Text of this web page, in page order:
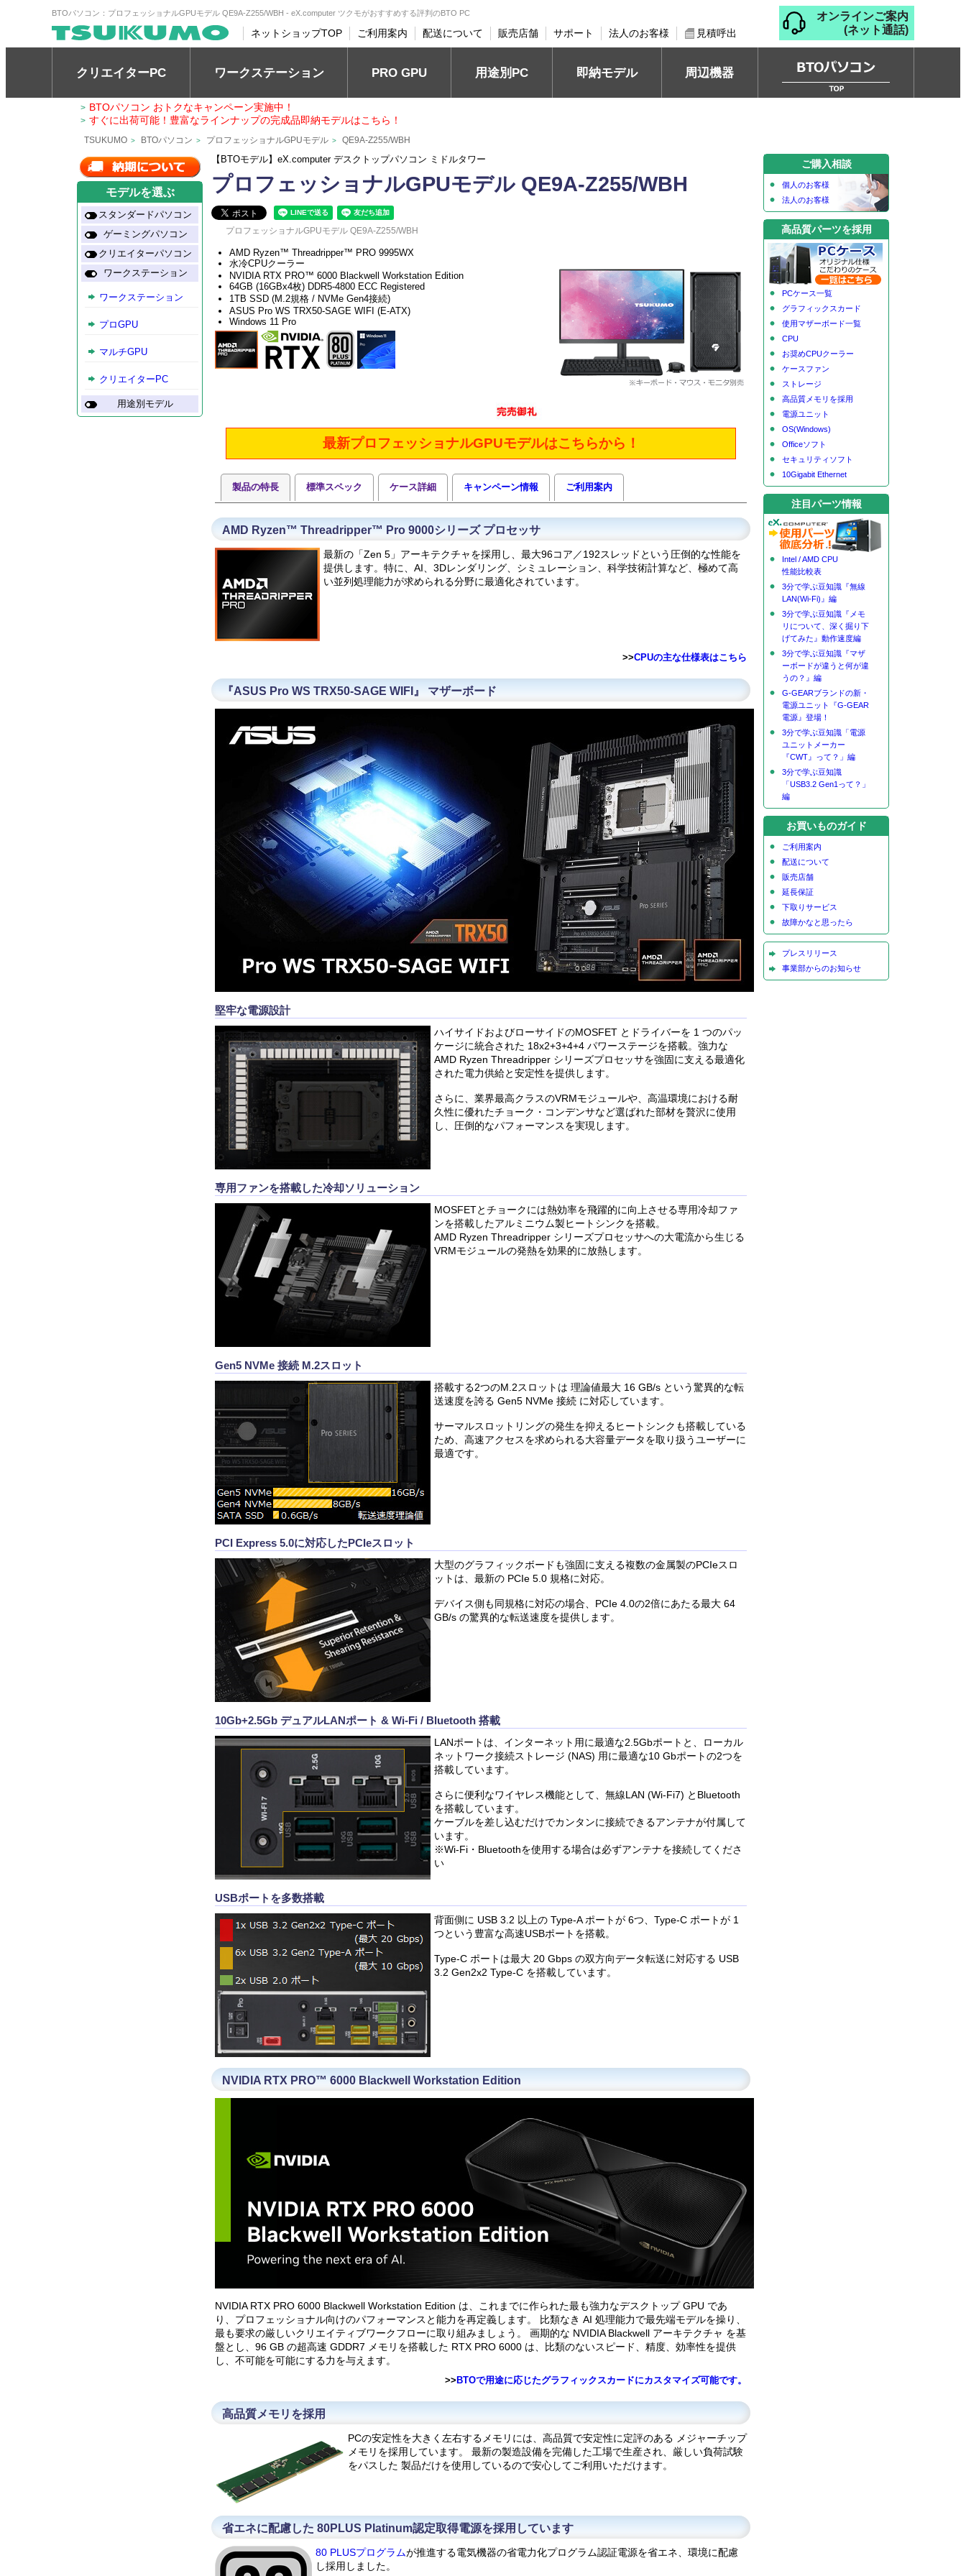
BTOパソコン：プロフェッショナルGPUモデル QE9A-Z255/WBH - eX.computer ツクモがおすすめする評判のBTO PC
ネットショップTOP ご利用案内 配送について 販売店舗 サポート 法人のお客様 見積呼出
オンラインご案内
(ネット通話)
クリエイターPC ワークステーション PRO GPU 用途別PC 即納モデル 周辺機器
> BTOパソコン おトクなキャンペーン実施中！
> すぐに出荷可能！豊富なラインナップの完成品即納モデルはこちら！
TSUKUMO > BTOパソコン > プロフェッショナルGPUモデル > QE9A-Z255/WBH
【BTOモデル】eX.computer デスクトップパソコン ミドルタワー
プロフェッショナルGPUモデル QE9A-Z255/WBH
プロフェッショナルGPUモデル QE9A-Z255/WBH
AMD Ryzen™ Threadripper™ PRO 9995WX
水冷CPUクーラー
NVIDIA RTX PRO™ 6000 Blackwell Workstation Edition
64GB (16GBx4枚) DDR5-4800 ECC Registered
1TB SSD (M.2規格 / NVMe Gen4接続)
ASUS Pro WS TRX50-SAGE WIFI (E-ATX)
Windows 11 Pro
最新プロフェッショナルGPUモデルはこちらから！
製品の特長 標準スペック ケース詳細 キャンペーン情報 ご利用案内
AMD Ryzen™ Threadripper™ Pro 9000シリーズ プロセッサ
最新の「Zen 5」アーキテクチャを採用し、最大96コア／192スレッドという圧倒的な性能を
提供します。特に、AI、3Dレンダリング、シミュレーション、科学技術計算など、極めて高
い並列処理能力が求められる分野に最適化されています。
>>CPUの主な仕様表はこちら
『ASUS Pro WS TRX50-SAGE WIFI』 マザーボード
堅牢な電源設計
ハイサイドおよびローサイドのMOSFET とドライバーを 1 つのパッ
ケージに統合された 18x2+3+4+4 パワーステージを搭載。強力な
AMD Ryzen Threadripper シリーズプロセッサを強固に支える最適化
された電力供給と安定性を提供します。
さらに、業界最高クラスのVRMモジュールや、高温環境における耐
久性に優れたチョーク・コンデンサなど選ばれた部材を贅沢に使用
し、圧倒的なパフォーマンスを実現します。
専用ファンを搭載した冷却ソリューション
MOSFETとチョークには熱効率を飛躍的に向上させる専用冷却ファ
ンを搭載したアルミニウム製ヒートシンクを搭載。
AMD Ryzen Threadripper シリーズプロセッサへの大電流から生じる
VRMモジュールの発熱を効果的に放熱します。
Gen5 NVMe 接続 M.2スロット
搭載する2つのM.2スロットは 理論値最大 16 GB/s という驚異的な転
送速度を誇る Gen5 NVMe 接続 に対応しています。
サーマルスロットリングの発生を抑えるヒートシンクも搭載している
ため、高速アクセスを求められる大容量データを取り扱うユーザーに
最適です。
PCI Express 5.0に対応したPCIeスロット
大型のグラフィックボードも強固に支える複数の金属製のPCIeスロ
ットは、最新の PCIe 5.0 規格に対応。
デバイス側も同規格に対応の場合、PCIe 4.0の2倍にあたる最大 64
GB/s の驚異的な転送速度を提供します。
10Gb+2.5Gb デュアルLANポート & Wi-Fi / Bluetooth 搭載
LANポートは、インターネット用に最適な2.5Gbポートと、ローカル
ネットワーク接続ストレージ (NAS) 用に最適な10 Gbポートの2つを
搭載しています。
さらに便利なワイヤレス機能として、無線LAN (Wi-Fi7) とBluetooth
を搭載しています。
ケーブルを差し込むだけでカンタンに接続できるアンテナが付属して
います。
※Wi-Fi・Bluetoothを使用する場合は必ずアンテナを接続してくださ
い
USBポートを多数搭載
背面側に USB 3.2 以上の Type-A ポートが 6つ、Type-C ポートが 1
つという豊富な高速USBポートを搭載。
Type-C ポートは最大 20 Gbps の双方向データ転送に対応する USB
3.2 Gen2x2 Type-C を搭載しています。
NVIDIA RTX PRO™ 6000 Blackwell Workstation Edition
NVIDIA RTX PRO 6000 Blackwell Workstation Edition は、これまでに作られた最も強力なデスクトップ GPU であ
り、プロフェッショナル向けのパフォーマンスと能力を再定義します。 比類なき AI 処理能力で最先端モデルを操り、
最も要求の厳しいクリエイティブワークフローに取り組みましょう。 画期的な NVIDIA Blackwell アーキテクチャ を基
盤とし、96 GB の超高速 GDDR7 メモリを搭載した RTX PRO 6000 は、比類のないスピード、精度、効率性を提供
し、不可能を可能にする力を与えます。
>> BTOで用途に応じたグラフィックスカードにカスタマイズ可能です。
高品質メモリを採用
PCの安定性を大きく左右するメモリには、高品質で安定性に定評のある メジャーチップ
メモリを採用しています。 最新の製造設備を完備した工場で生産され、厳しい負荷試験
をパスした 製品だけを使用しているので安心してご利用いただけます。
省エネに配慮した 80PLUS Platinum認定取得電源を採用しています
80 PLUSプログラムが推進する電気機器の省電力化プログラム認証電源を省エネ、環境に配慮
し採用しました。
モデルを選ぶ
スタンダードパソコン
ゲーミングパソコン
クリエイターパソコン
ワークステーション
ワークステーション
プロGPU
マルチGPU
クリエイターPC
用途別モデル
ご購入相談
個人のお客様
法人のお客様
高品質パーツを採用
PCケース一覧
グラフィックスカード
使用マザーボード一覧
CPU
お奨めCPUクーラー
ケースファン
ストレージ
高品質メモリを採用
電源ユニット
OS(Windows)
Officeソフト
セキュリティソフト
10Gigabit Ethernet
注目パーツ情報
Intel / AMD CPU
性能比較表
3分で学ぶ豆知識『無線
LAN(Wi-Fi)』編
3分で学ぶ豆知識『メモ
リについて、深く掘り下
げてみた』動作速度編
3分で学ぶ豆知識『マザ
ーボードが違うと何が違
うの？』編
G-GEARブランドの新・
電源ユニット『G-GEAR
電源』登場！
3分で学ぶ豆知識「電源
ユニットメーカー
『CWT』って？」編
3分で学ぶ豆知識
「USB3.2 Gen1って？」
編
お買いものガイド
ご利用案内
配送について
販売店舗
延長保証
下取りサービス
故障かなと思ったら
プレスリリース
事業部からのお知らせ